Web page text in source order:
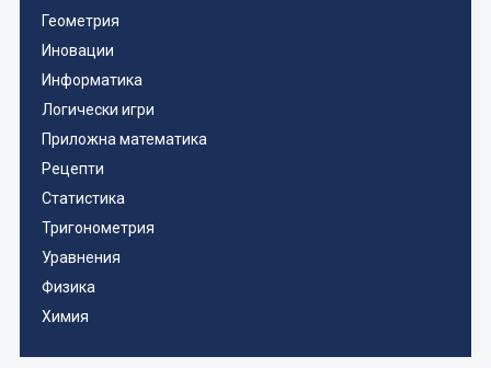
Геометрия
Иновации
Информатика
Логически игри
Приложна математика
Рецепти
Статистика
Тригонометрия
Уравнения
Физика
Химия